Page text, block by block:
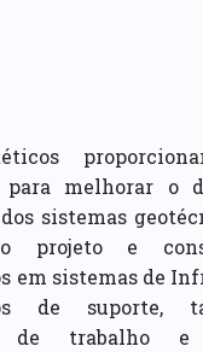
para melhorar o
sistemas
projeto e
em sistemas de
de suporte,
de trabalho e